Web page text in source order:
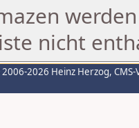
nicht
2026 Heinz Herzog,